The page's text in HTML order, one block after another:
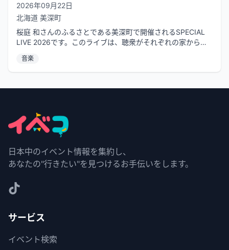
2026年09月22日
北海道 美深町
桜庭 和さんのふるさとである美深町で開催されるSPECIAL
LIVE 2026です。このライブは、聴衆がそれぞれの家から桜
音楽
日本中のイベント情報を集約し、
あなたの"行きたい"を見つけるお手伝いをします。
サービス
イベント検索